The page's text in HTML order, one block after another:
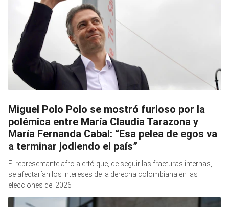
Miguel Polo Polo se mostró furioso por la
polémica entre María Claudia Tarazona y
María Fernanda Cabal: “Esa pelea de egos va
a terminar jodiendo el país”
El representante afro alertó que, de seguir las fracturas internas,
se afectarían los intereses de la derecha colombiana en las
elecciones del 2026